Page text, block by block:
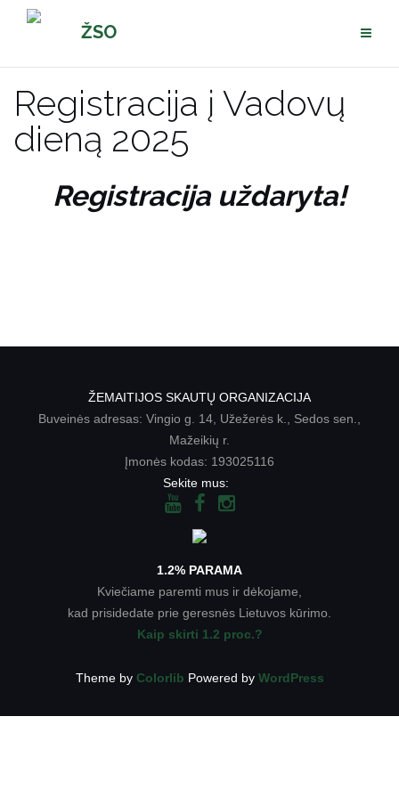
Pereiti
ŽSO
Registracija į Vadovų
dieną 2025
Registracija uždaryta!
ŽEMAITIJOS SKAUTŲ ORGANIZACIJA
Buveinės adresas: Vingio g. 14, Užežerės k., Sedos sen.,
Mažeikių r.
Įmonės kodas: 193025116
Sekite mus:
1.2% PARAMA
Kviečiame paremti mus ir dėkojame,
kad prisidedate prie geresnės Lietuvos kūrimo.
Kaip skirti 1.2 proc.?
Theme by Colorlib Powered by WordPress